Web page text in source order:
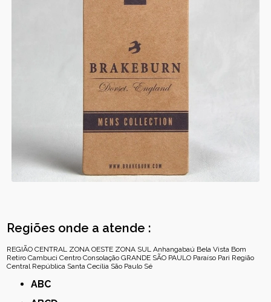
Regiões onde a atende :
REGIÃO CENTRAL ZONA OESTE ZONA SUL Anhangabaú Bela Vista Bom
Retiro Cambuci Centro Consolação GRANDE SÃO PAULO Paraíso Pari Região
Central República Santa Cecília São Paulo Sé
ABC